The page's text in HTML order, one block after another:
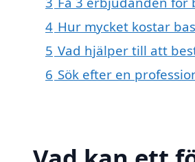
4 Hur mycket kostar
5 Vad hjälper till att
6 Sök efter en